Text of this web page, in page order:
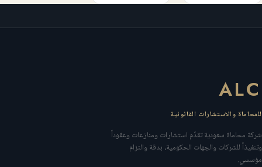
ALC
للمحاماة والاستشارات القانونية
شركة محاماة سعودية تقدّم استشارات ومنازعات وعقوداً
وتنفيذاً للشركات والجهات الحكومية، بدقة والتزام
مؤسسي.